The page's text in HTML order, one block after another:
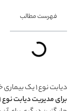
فهرست مطالب
دیابت نوع ۱ یک بیماری خودایمنی است که در آن بدن توانایی تولید انسولین را از دست می‌دهد. در حال حاضر،
برای مدیریت دیابت نوع ۱، جایگزینی انسولین از دست رفته از طریق تزریق یا پمپ انسولین است.